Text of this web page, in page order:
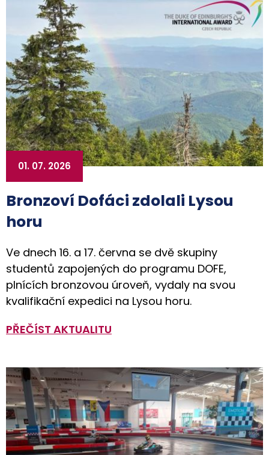
Bronzoví Dofáci zdolali Lysou
horu
01. 07. 2026
Ve dnech 16. a 17. června se dvě skupiny
studentů zapojených do programu DOFE,
plnících bronzovou úroveň, vydaly na svou
kvalifikační expedici na Lysou horu.
PŘEČÍST AKTUALITU